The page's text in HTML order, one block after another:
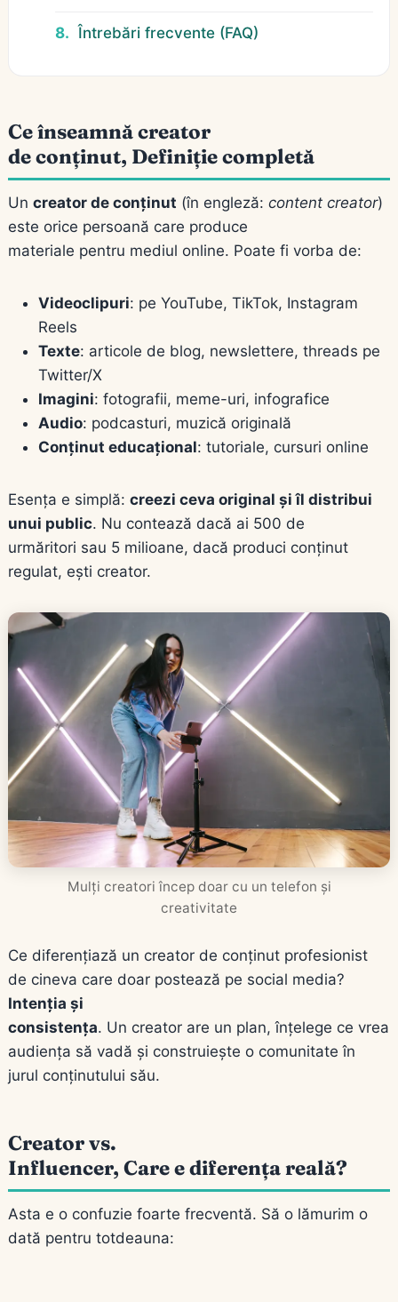
Întrebări frecvente (FAQ)
Ce înseamnă creator
de conținut, Definiție completă
Un creator de conținut (în engleză: content creator)
este orice persoană care produce
materiale pentru mediul online. Poate fi vorba de:
Videoclipuri: pe YouTube, TikTok, Instagram
Reels
Texte: articole de blog, newslettere, threads pe
Twitter/X
Imagini: fotografii, meme-uri, infografice
Audio: podcasturi, muzică originală
Conținut educațional: tutoriale, cursuri online
Esența e simplă: creezi ceva original și îl distribui
unui public. Nu contează dacă ai 500 de
urmăritori sau 5 milioane, dacă produci conținut
regulat, ești creator.
Mulți creatori încep doar cu un telefon și
creativitate
Ce diferențiază un creator de conținut profesionist
de cineva care doar postează pe social media?
Intenția și
consistența. Un creator are un plan, înțelege ce vrea
audiența să vadă și construiește o comunitate în
jurul conținutului său.
Creator vs.
Influencer, Care e diferența reală?
Asta e o confuzie foarte frecventă. Să o lămurim o
dată pentru totdeauna: